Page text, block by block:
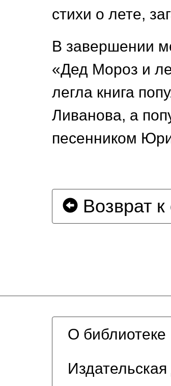
стихи о лете,
В завершении
«Дед Мороз и
легла книга
Ливанова, а
песенником
Возврат к
О библиотеке